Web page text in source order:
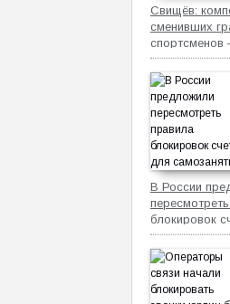
Свищёв:
сменивших
механизм
В России
блокировок
самозанятых